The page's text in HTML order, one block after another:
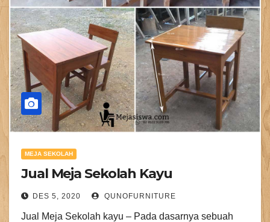
MEJA SEKOLAH
Jual Meja Sekolah Kayu
DES 5, 2020 QUNOFURNITURE
Jual Meja Sekolah kayu – Pada dasarnya sebuah